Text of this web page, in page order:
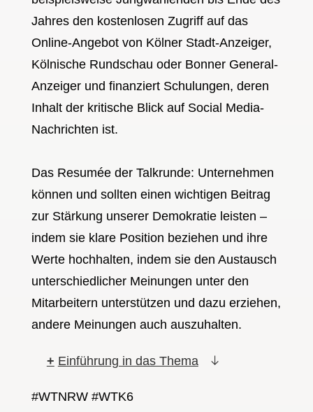
Jahres den kostenlosen Zugriff auf das
Online-Angebot von Kölner Stadt-Anzeiger,
Kölnische Rundschau oder Bonner General-
Anzeiger und finanziert Schulungen, deren
Inhalt der kritische Blick auf Social Media-
Nachrichten ist.
Das Resumée der Talkrunde: Unternehmen
können und sollten einen wichtigen Beitrag
zur Stärkung unserer Demokratie leisten –
indem sie klare Position beziehen und ihre
Werte hochhalten, indem sie den Austausch
unterschiedlicher Meinungen unter den
Mitarbeitern unterstützen und dazu erziehen,
andere Meinungen auch auszuhalten.
Einführung in das Thema
#WTNRW #WTK6